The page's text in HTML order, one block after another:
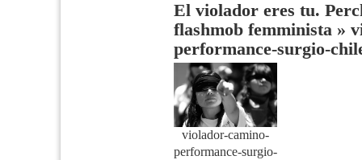
El violador eres tu.
flashmob femminista »
performance-surgio-
violador-camino-
performance-surgio-